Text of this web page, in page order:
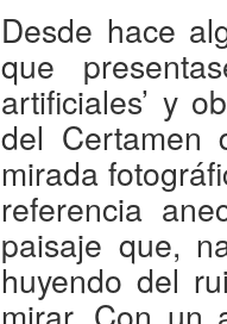
Desde hace
que
artificiales’ y
del Certamen
mirada
referencia
paisaje que,
huyendo del